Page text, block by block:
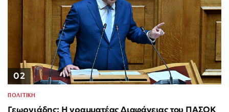
02
ΠΟΛΙΤΙΚΗ
Γεωργιάδης: Η γραμματέας Διαφάνειας του ΠΑΣΟΚ